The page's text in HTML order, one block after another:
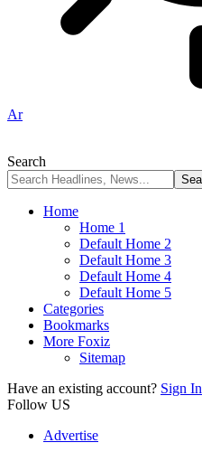
Ar
Search
Home
Home 1
Default Home 2
Default Home 3
Default Home 4
Default Home 5
Categories
Bookmarks
More Foxiz
Sitemap
Have an existing account? Sign In
Follow US
Advertise